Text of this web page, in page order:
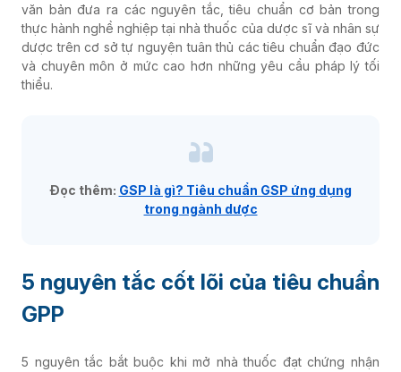
văn bản đưa ra các nguyên tắc, tiêu chuẩn cơ bản trong
thực hành nghề nghiệp tại nhà thuốc của dược sĩ và nhân sự
dược trên cơ sở tự nguyện tuân thủ các tiêu chuẩn đạo đức
và chuyên môn ở mức cao hơn những yêu cầu pháp lý tối
thiểu.
Đọc thêm: GSP là gì? Tiêu chuẩn GSP ứng dụng
trong ngành dược
5 nguyên tắc cốt lõi của tiêu chuẩn
GPP
5 nguyên tắc bắt buộc khi mở nhà thuốc đạt chứng nhận